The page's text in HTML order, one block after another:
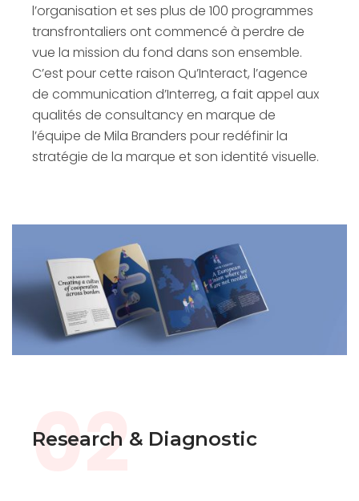
l’organisation et ses plus de 100 programmes
transfrontaliers ont commencé à perdre de
vue la mission du fond dans son ensemble.
C’est pour cette raison Qu’Interact, l’agence
de communication d’Interreg, a fait appel aux
qualités de consultancy en marque de
l’équipe de Mila Branders pour redéfinir la
stratégie de la marque et son identité visuelle.
02
Research & Diagnostic